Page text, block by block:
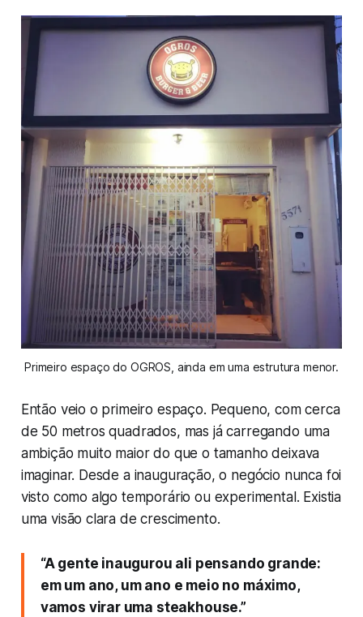
Primeiro espaço do OGROS, ainda em uma estrutura menor.
Então veio o primeiro espaço. Pequeno, com cerca
de 50 metros quadrados, mas já carregando uma
ambição muito maior do que o tamanho deixava
imaginar. Desde a inauguração, o negócio nunca foi
visto como algo temporário ou experimental. Existia
uma visão clara de crescimento.
“A gente inaugurou ali pensando grande:
em um ano, um ano e meio no máximo,
vamos virar uma steakhouse.”